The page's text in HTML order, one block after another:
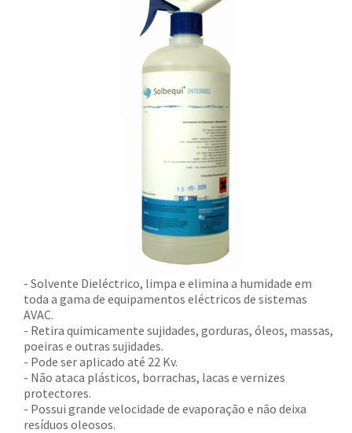
- Solvente Dieléctrico, limpa e elimina a humidade em
toda a gama de equipamentos eléctricos de sistemas
AVAC.
- Retira quimicamente sujidades, gorduras, óleos, massas,
poeiras e outras sujidades.
- Pode ser aplicado até 22 Kv.
- Não ataca plásticos, borrachas, lacas e vernizes
protectores.
- Possui grande velocidade de evaporação e não deixa
resíduos oleosos.